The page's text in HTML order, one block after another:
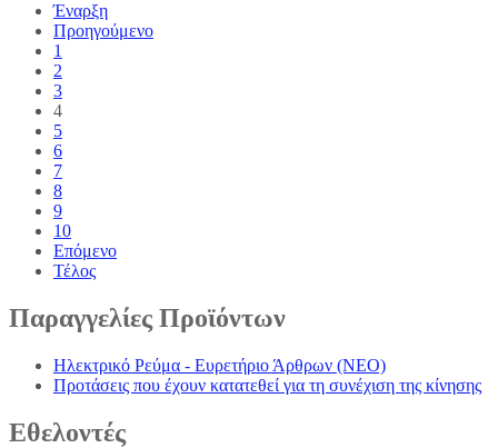
Έναρξη
Προηγούμενο
1
2
3
4
5
6
7
8
9
10
Επόμενο
Τέλος
Παραγγελίες Προϊόντων
Ηλεκτρικό Ρεύμα - Ευρετήριο Άρθρων (NEO)
Προτάσεις που έχουν κατατεθεί για τη συνέχιση της κίνησης
Εθελοντές